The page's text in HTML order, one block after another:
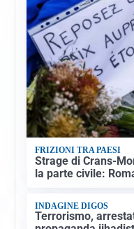
FRIZIONI TRA PAESI
Strage di Crans-
la parte civile:
INDAGINE DIGOS
Terrorismo,